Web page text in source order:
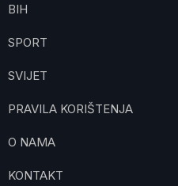
BIH
SPORT
SVIJET
PRAVILA KORIŠTENJA
O NAMA
KONTAKT